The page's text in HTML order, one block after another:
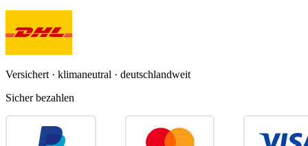
Versichert · klimaneutral · deutschlandweit
Sicher bezahlen